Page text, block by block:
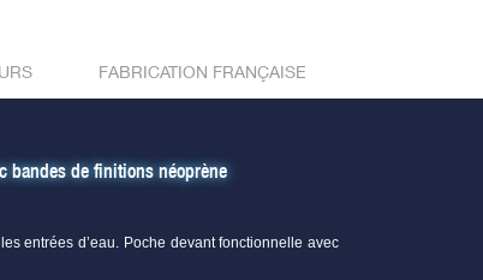
FABRICATION FRANÇAISE
bandes de finitions néoprène
entrées d’eau. Poche devant fonctionnelle avec